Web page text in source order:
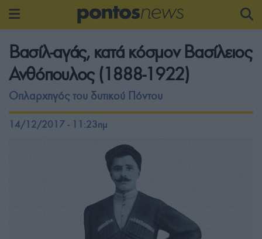
Βασίλ-αγάς, κατά κόσμον Βασίλειος
Ανθόπουλος (1888-1922)
Οπλαρχηγός του δυτικού Πόντου
14/12/2017 - 11:23πμ